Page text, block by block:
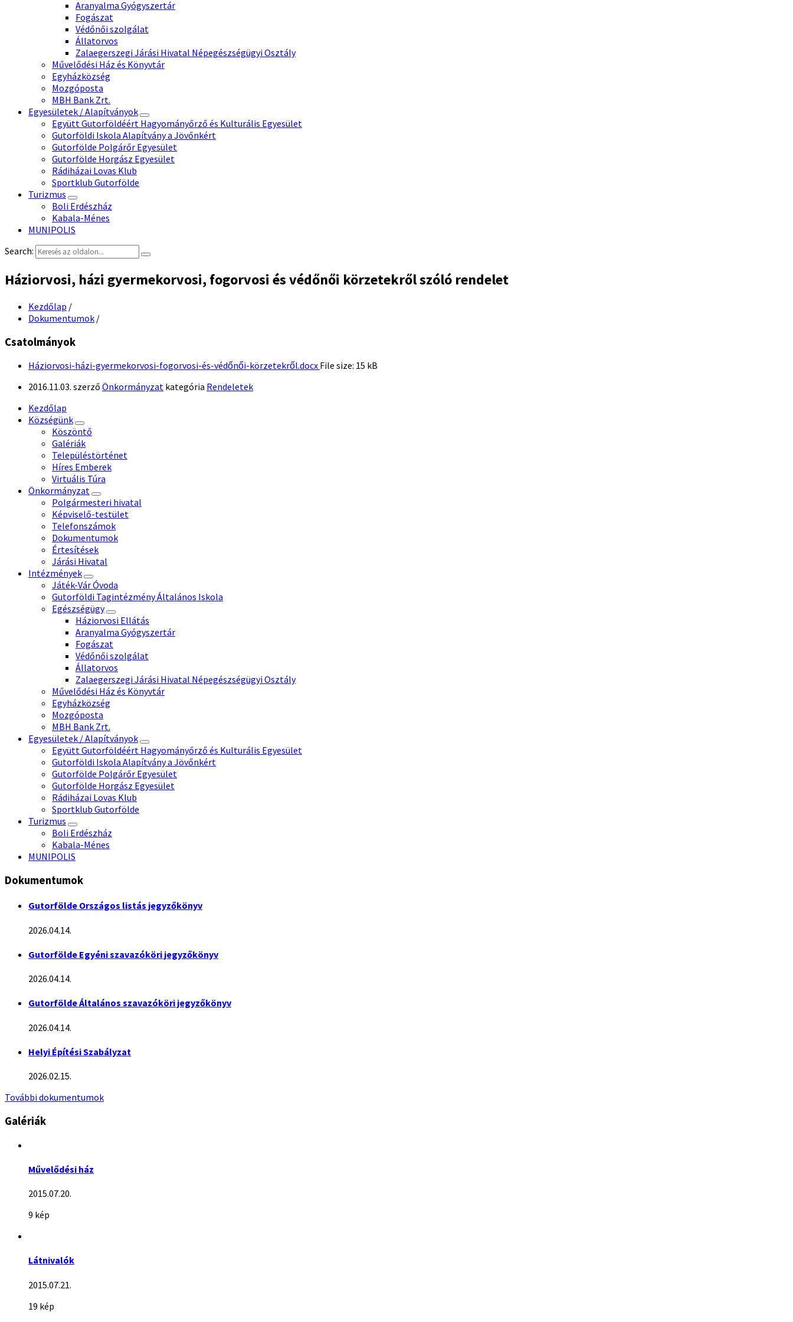
Aranyalma Gyógyszertár
Fogászat
Védőnői szolgálat
Állatorvos
Zalaegerszegi Járási Hivatal Népegészségügyi Osztály
Művelődési Ház és Könyvtár
Egyházközség
Mozgóposta
MBH Bank Zrt.
Egyesületek / Alapítványok
Együtt Gutorföldéért Hagyományőrző és Kulturális Egyesület
Gutorföldi Iskola Alapítvány a Jövőnkért
Gutorfölde Polgárőr Egyesület
Gutorfölde Horgász Egyesület
Rádiházai Lovas Klub
Sportklub Gutorfölde
Turizmus
Boli Erdészház
Kabala-Ménes
MUNIPOLIS
Search:
Háziorvosi, házi gyermekorvosi, fogorvosi és védőnői körzetekről szóló rendelet
Kezdőlap /
Dokumentumok /
Csatolmányok
Háziorvosi-házi-gyermekorvosi-fogorvosi-és-védőnői-körzetekről.docx File size: 15 kB
2016.11.03. szerző Önkormányzat kategória Rendeletek
Kezdőlap
Községünk
Köszöntő
Galériák
Településtörténet
Híres Emberek
Virtuális Túra
Önkormányzat
Polgármesteri hivatal
Képviselő-testület
Telefonszámok
Dokumentumok
Értesítések
Járási Hivatal
Intézmények
Játék-Vár Óvoda
Gutorföldi Tagintézmény Általános Iskola
Egészségügy
Háziorvosi Ellátás
Aranyalma Gyógyszertár
Fogászat
Védőnői szolgálat
Állatorvos
Zalaegerszegi Járási Hivatal Népegészségügyi Osztály
Művelődési Ház és Könyvtár
Egyházközség
Mozgóposta
MBH Bank Zrt.
Egyesületek / Alapítványok
Együtt Gutorföldéért Hagyományőrző és Kulturális Egyesület
Gutorföldi Iskola Alapítvány a Jövőnkért
Gutorfölde Polgárőr Egyesület
Gutorfölde Horgász Egyesület
Rádiházai Lovas Klub
Sportklub Gutorfölde
Turizmus
Boli Erdészház
Kabala-Ménes
MUNIPOLIS
Dokumentumok
Gutorfölde Országos listás jegyzőkönyv
2026.04.14.
Gutorfölde Egyéni szavazóköri jegyzőkönyv
2026.04.14.
Gutorfölde Általános szavazóköri jegyzőkönyv
2026.04.14.
Helyi Építési Szabályzat
2026.02.15.
További dokumentumok
Galériák
Művelődési ház
2015.07.20.
9 kép
Látnivalók
2015.07.21.
19 kép